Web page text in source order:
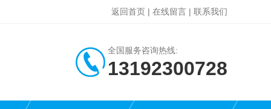
返回首页 | 在线留言 | 联系我们
全国服务咨询热线:
13192300728